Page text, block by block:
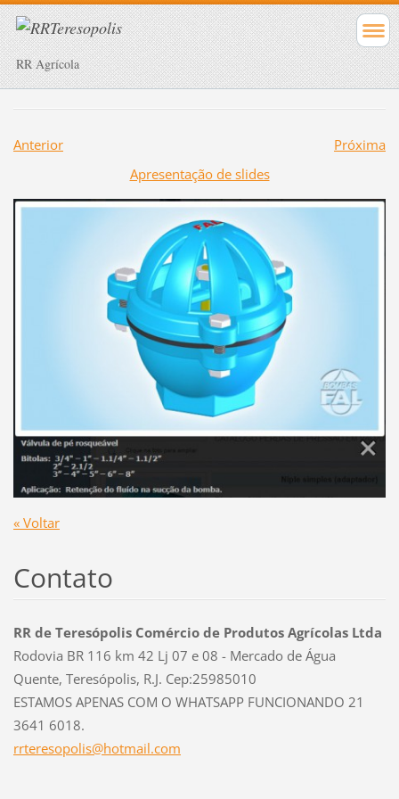
RR Agrícola
Anterior
Próxima
Apresentação de slides
« Voltar
Contato
RR de Teresópolis Comércio de Produtos Agrícolas Ltda
Rodovia BR 116 km 42 Lj 07 e 08 - Mercado de Água
Quente, Teresópolis, R.J. Cep:25985010
ESTAMOS APENAS COM O WHATSAPP FUNCIONANDO 21
3641 6018.
rrteresopolis@hotmail.com